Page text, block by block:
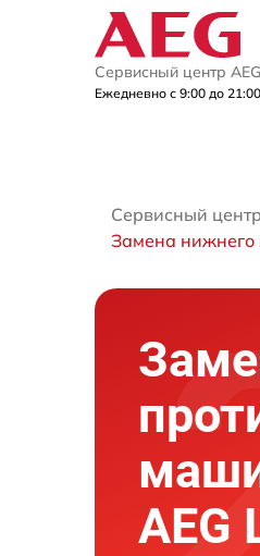
Сервисный центр AEG
Ежедневно с 9:00 до 21:00
Сервисный
Замена нижнего
AEG